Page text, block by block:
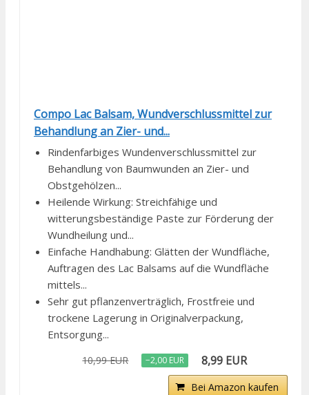
Compo Lac Balsam, Wundverschlussmittel zur
Behandlung an Zier- und...
Rindenfarbiges Wundenverschlussmittel zur
Behandlung von Baumwunden an Zier- und
Obstgehölzen...
Heilende Wirkung: Streichfähige und
witterungsbeständige Paste zur Förderung der
Wundheilung und...
Einfache Handhabung: Glätten der Wundfläche,
Auftragen des Lac Balsams auf die Wundfläche
mittels...
Sehr gut pflanzenverträglich, Frostfreie und
trockene Lagerung in Originalverpackung,
Entsorgung...
10,99 EUR −2,00 EUR 8,99 EUR
Bei Amazon kaufen